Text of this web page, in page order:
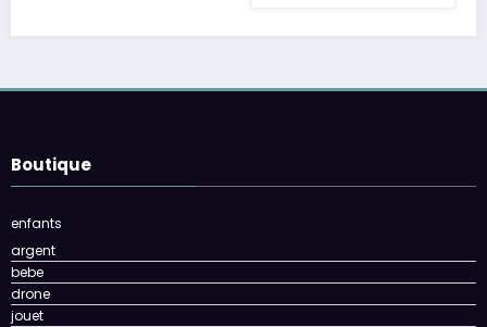
Boutique
enfants
argent
bebe
drone
jouet